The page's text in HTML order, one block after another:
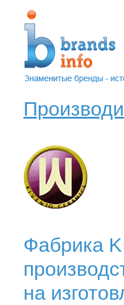
Фабрика
на